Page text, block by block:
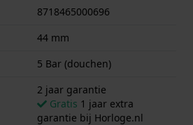
8718465000696
44 mm
5 Bar (douchen)
2 jaar garantie
Gratis 1 jaar extra
garantie bij Horloge.nl